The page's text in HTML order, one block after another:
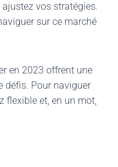
vos stratégies.
sur ce marché
en 2023 offrent une
défis. Pour naviguer
flexible et, en un mot,